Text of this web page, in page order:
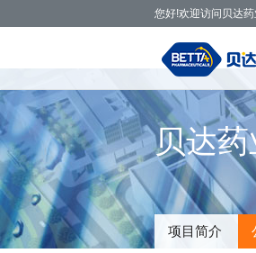
您好!欢迎访问贝达药
贝达药业秉承开拓创新、
展理念，致力于通过新药研
新为民、科技惠民，做更多
让老百姓活得更好。
贝达
项目简介